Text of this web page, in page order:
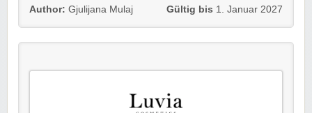
Author: Gjulijana Mulaj
Gültig bis 1. Januar 2027